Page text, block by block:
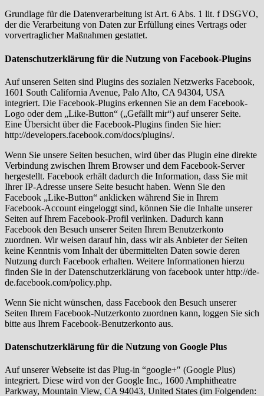
Grundlage für die Datenverarbeitung ist Art. 6 Abs. 1 lit. f DSGVO,
der die Verarbeitung von Daten zur Erfüllung eines Vertrags oder
vorvertraglicher Maßnahmen gestattet.
Datenschutzerklärung für die Nutzung von Facebook-Plugins
Auf unseren Seiten sind Plugins des sozialen Netzwerks Facebook,
1601 South California Avenue, Palo Alto, CA 94304, USA
integriert. Die Facebook-Plugins erkennen Sie an dem Facebook-
Logo oder dem „Like-Button“ („Gefällt mir“) auf unserer Seite.
Eine Übersicht über die Facebook-Plugins finden Sie hier:
http://developers.facebook.com/docs/plugins/.
Wenn Sie unsere Seiten besuchen, wird über das Plugin eine direkte
Verbindung zwischen Ihrem Browser und dem Facebook-Server
hergestellt. Facebook erhält dadurch die Information, dass Sie mit
Ihrer IP-Adresse unsere Seite besucht haben. Wenn Sie den
Facebook „Like-Button“ anklicken während Sie in Ihrem
Facebook-Account eingeloggt sind, können Sie die Inhalte unserer
Seiten auf Ihrem Facebook-Profil verlinken. Dadurch kann
Facebook den Besuch unserer Seiten Ihrem Benutzerkonto
zuordnen. Wir weisen darauf hin, dass wir als Anbieter der Seiten
keine Kenntnis vom Inhalt der übermittelten Daten sowie deren
Nutzung durch Facebook erhalten. Weitere Informationen hierzu
finden Sie in der Datenschutzerklärung von facebook unter http://de-
de.facebook.com/policy.php.
Wenn Sie nicht wünschen, dass Facebook den Besuch unserer
Seiten Ihrem Facebook-Nutzerkonto zuordnen kann, loggen Sie sich
bitte aus Ihrem Facebook-Benutzerkonto aus.
Datenschutzerklärung für die Nutzung von Google Plus
Auf unserer Webseite ist das Plug-in “google+″ (Google Plus)
integriert. Diese wird von der Google Inc., 1600 Amphitheatre
Parkway, Mountain View, CA 94043, United States (im Folgenden: